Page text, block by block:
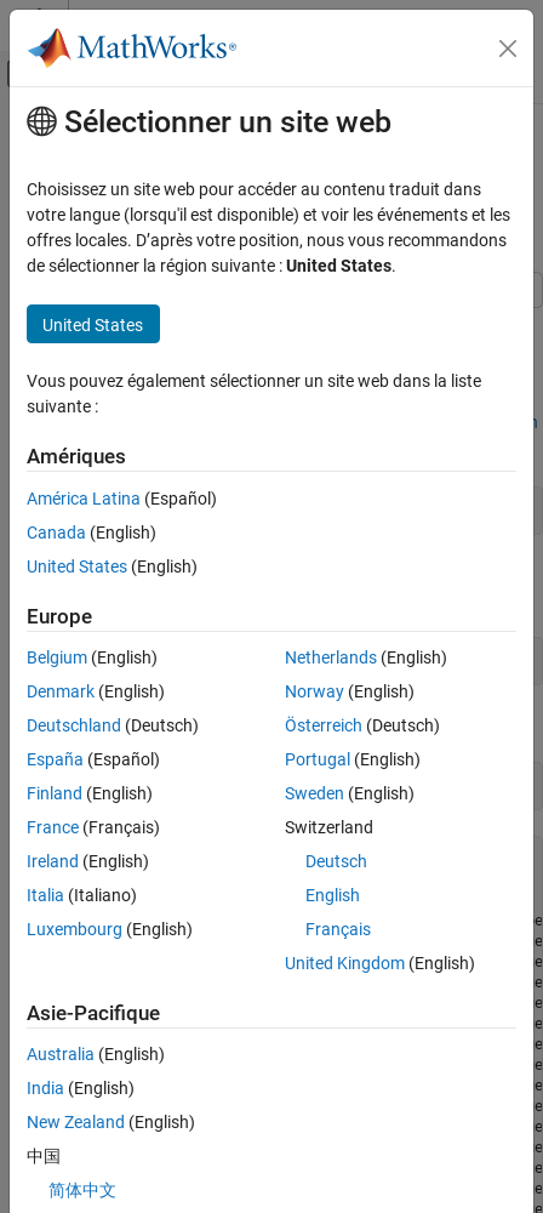
Passer au contenu
Activer/désactiver l'affichage du menu
Accueil de la documentation
SimBiology
Simulation
Simulate Responses to Biological Variability
ON THIS PAGE
Contenu principal
Simulate Model of Glucose-Insulin
Response with Different Initial
Conditions
This example shows how to simulate the glucose-insulin
responses for the normal and diabetic subjects.
Load the model of glucose-insulin response. For details about the
Simulate the Glucose-Insulin
Response
sbioloadproject('insulindemo'
The model contains different initial conditions stored in various
variants = getvariant(m1);
Get the initial conditions for the type 2 diabetic patient.
type2 = variants(1)
type2 =
ContentIndex:     Type:        Name:
1                 parameter    Plasma Volume ...
2                 parameter    k1
3                 parameter    k2
4                 parameter    Plasma Volume ...
5                 parameter    m1
6                 parameter    m2
7                 parameter    m4
8                 parameter    m5
9                 parameter    m6
10                parameter    Hepatic Extrac...
11                parameter    kmax
12                parameter    kmin
13                parameter    kabs
14                parameter    kgri
Sélectionner un site web
Choisissez un site web pour accéder au contenu traduit dans
votre langue (lorsqu'il est disponible) et voir les événements et les
offres locales. D’après votre position, nous vous recommandons
de sélectionner la région suivante :United States.
United States
Vous pouvez également sélectionner un site web dans la liste
suivante :
Amériques
América Latina (Español)
Canada (English)
United States (English)
Europe
Belgium (English)
Denmark (English)
Deutschland (Deutsch)
España (Español)
Finland (English)
France (Français)
Ireland (English)
Italia (Italiano)
Luxembourg (English)
Netherlands(English)
Norway(English)
Österreich (Deutsch)
Portugal (English)
Sweden (English)
Switzerland
Deutsch
English
Français
United Kingdom(English)
Asie-Pacifique
Australia (English)
India (English)
New Zealand (English)
中国
简体中文